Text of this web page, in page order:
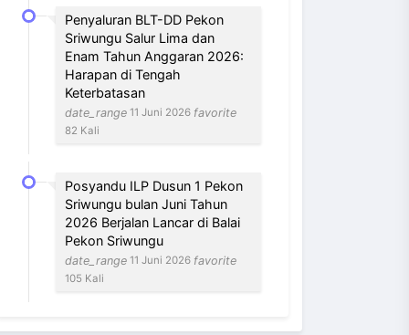
Penyaluran BLT-DD Pekon
Sriwungu Salur Lima dan
Enam Tahun Anggaran 2026:
Harapan di Tengah
Keterbatasan
date_range 11 Juni 2026 favorite
82 Kali
Posyandu ILP Dusun 1 Pekon
Sriwungu bulan Juni Tahun
2026 Berjalan Lancar di Balai
Pekon Sriwungu
date_range 11 Juni 2026 favorite
105 Kali